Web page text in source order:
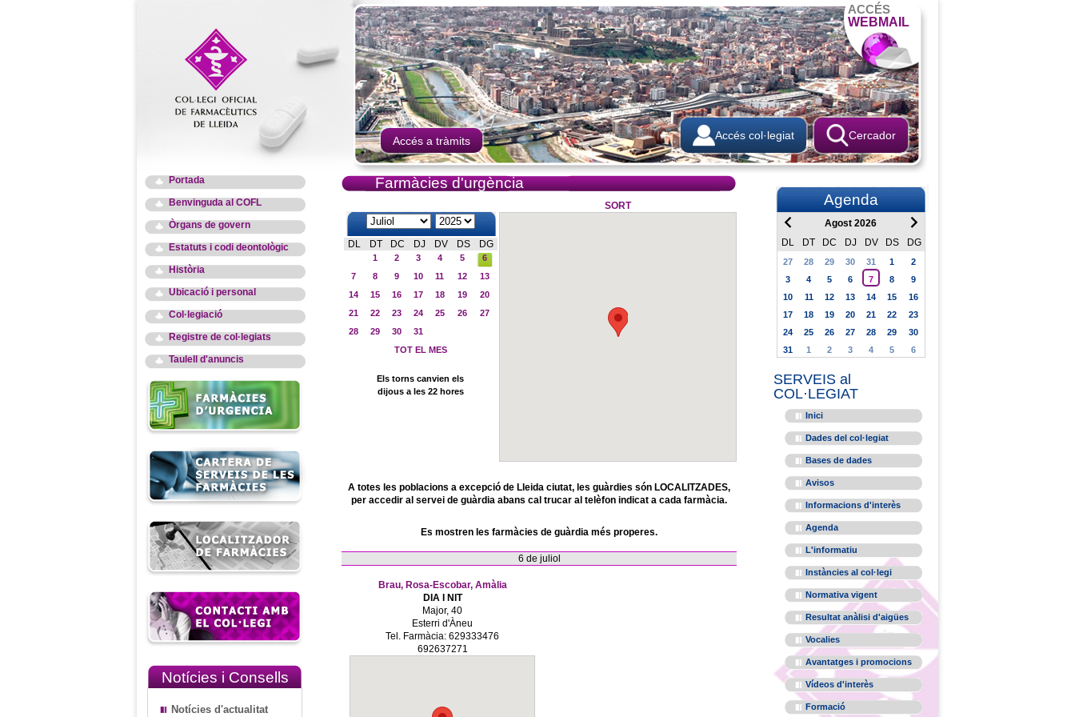
ACCÉS
WEBMAIL
Accés a tràmits Cercador
Accés col·legiat
Portada
Benvinguda al COFL
Òrgans de govern
Estatuts i codi deontològic
Història
Ubicació i personal
Col·legiació
Registre de col·legiats
Taulell d'anuncis
Notícies i Consells
Notícies d'actualitat
Farmàcies d'urgència
DL DT DC DJ DV DS DG
1 2 3 4 5
6
7
8 9 10 11 12
13
14
15 16 17 18 19
20
21
22 23 24 25 26
27
28
29 30
31
TOT EL MES
Els torns canvien els
dijous a les 22 hores
SORT
A totes les poblacions a excepció de Lleida ciutat, les guàrdies són LOCALITZADES,
per accedir al servei de guàrdia abans cal trucar al telèfon indicat a cada farmàcia.
Es mostren les farmàcies de guàrdia més properes.
6 de juliol
Brau, Rosa-Escobar, Amàlia
DIA I NIT
Major, 40
Esterri d'Àneu
Tel. Farmàcia: 629333476
692637271
Agenda
Agost 2026
DL
DT DC DJ DV DS DG
27 28 29 30 31 1
2
3
4 5 6 7 8
9
10
11 12 13 14 15
16
17
18 19 20 21 22
23
24
25 26 27 28 29
30
31
1 2 3 4 5 6
SERVEIS al
COL·LEGIAT
Inici
Dades del col·legiat
Bases de dades
Avisos
Informacions d'interès
Agenda
L'informatiu
Instàncies al col·legi
Normativa vigent
Resultat anàlisi d'aigües
Vocalies
Avantatges i promocions
Vídeos d'interès
Formació